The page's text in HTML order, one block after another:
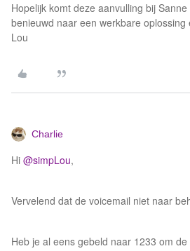
Hopelijk komt deze aanvulling bij
benieuwd naar een werkbare oplossing
Lou
Charlie
Hi @simpLou,
Vervelend dat de voicemail niet naar
Heb je al eens gebeld naar 1233 om